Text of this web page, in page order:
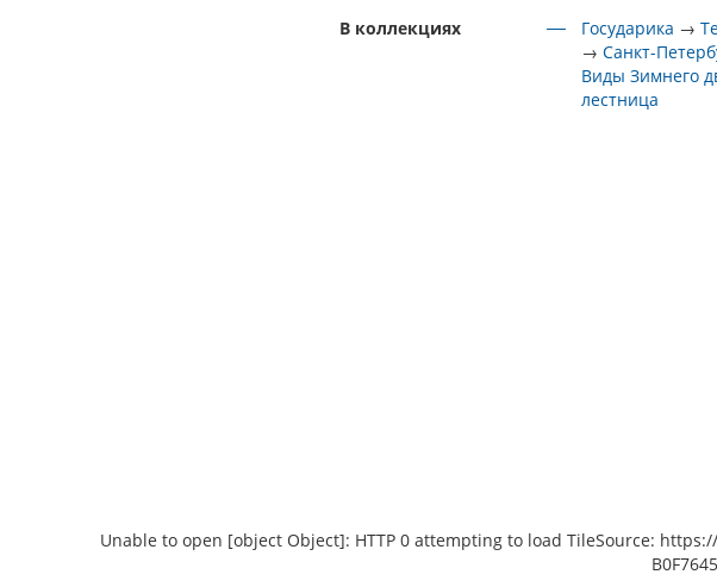
В коллекциях
Государика →
→Санкт-
Виды Зимнего
лестница
Unable to open [object Object]: HTTP 0 attempting to load TileSource: